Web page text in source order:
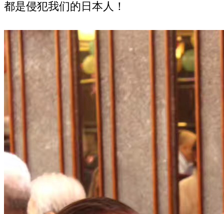
都是侵犯我们的日本人！